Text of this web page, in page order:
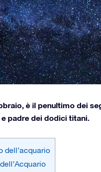
è il penultimo dei
padre dei dodici titani.
dell’acquario